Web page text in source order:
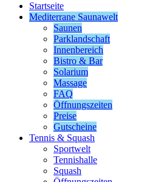
Startseite
Mediterrane Saunawelt
Saunen
Parklandschaft
Innenbereich
Bistro & Bar
Solarium
Massage
FAQ
Öffnungszeiten
Preise
Gutscheine
Tennis & Squash
Sportwelt
Tennishalle
Squash